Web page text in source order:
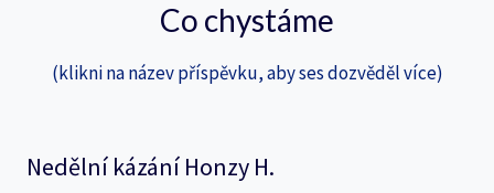
Co chystáme
(klikni na název příspěvku, aby ses dozvěděl více)
Nedělní kázání Honzy H.